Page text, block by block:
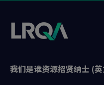
我们是谁资源招贤纳士 (